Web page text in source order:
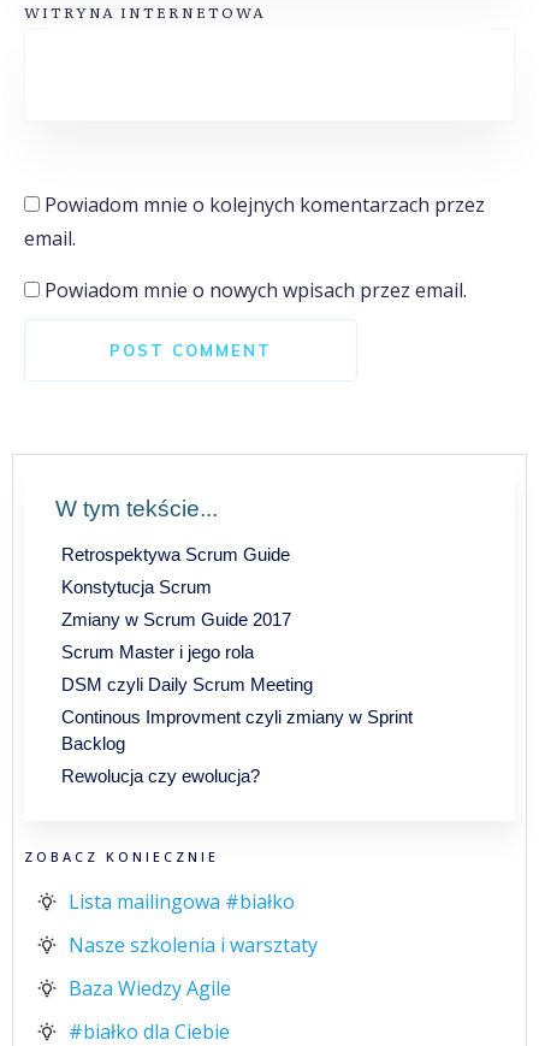
WITRYNA INTERNETOWA
Powiadom mnie o kolejnych komentarzach przez
email.
Powiadom mnie o nowych wpisach przez email.
POST COMMENT
W tym tekście...
Retrospektywa Scrum Guide
Konstytucja Scrum
Zmiany w Scrum Guide 2017
Scrum Master i jego rola
DSM czyli Daily Scrum Meeting
Continous Improvment czyli zmiany w Sprint
Backlog
Rewolucja czy ewolucja?
ZOBACZ KONIECZNIE
Lista mailingowa #białko
Nasze szkolenia i warsztaty
Baza Wiedzy Agile
#białko dla Ciebie